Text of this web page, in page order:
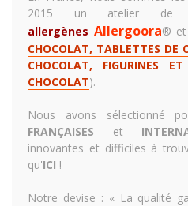
2015 un atelier de
allergènes Allergoora® et
CHOCOLAT, TABLETTES DE
CHOCOLAT, FIGURINES
CHOCOLAT).
Nous avons sélectionné
FRANÇAISES
et
innovantes et difficiles à
qu'ICI !
Notre devise : « La qualité